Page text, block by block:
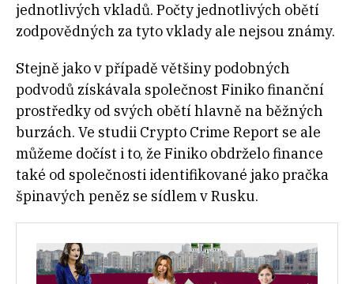
jednotlivých vkladů. Počty jednotlivých obětí
zodpovědných za tyto vklady ale nejsou známy.
Stejně jako v případě většiny podobných
podvodů získávala společnost Finiko finanční
prostředky od svých obětí hlavně na běžných
burzách. Ve studii Crypto Crime Report se ale
můžeme dočíst i to, že Finiko obdrželo finance
také od společnosti identifikované jako pračka
špinavých peněz se sídlem v Rusku.